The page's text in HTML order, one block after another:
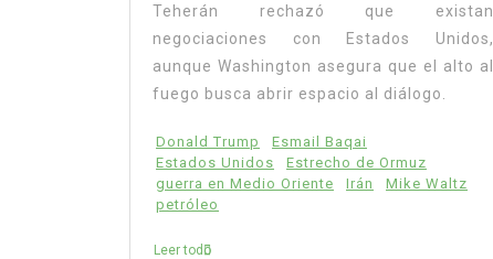
Teherán rechazó que existan
negociaciones con Estados Unidos,
aunque Washington asegura que el alto al
fuego busca abrir espacio al diálogo.
Donald Trump
Esmail Baqai
Estados Unidos
Estrecho de Ormuz
guerra en Medio Oriente
Irán
Mike Waltz
petróleo
Leer todo